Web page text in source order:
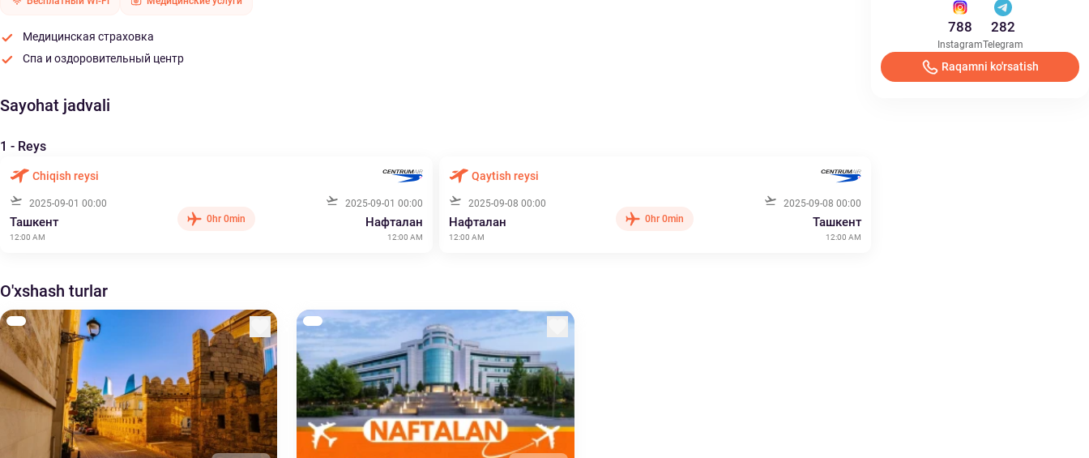
Медицинская страховка
Спа и оздоровительный центр
Sayohat jadvali
1 - Reys
Chiqish reysi
2025-09-01 00:00
Ташкент
12:00 AM
0hr 0min
2025-09-01 00:00
Нафталан
12:00 AM
Qaytish reysi
2025-09-08 00:00
Нафталан
12:00 AM
0hr 0min
2025-09-08 00:00
Ташкент
12:00 AM
O'xshash turlar
788
Instagram
282
Telegram
Raqamni ko'rsatish